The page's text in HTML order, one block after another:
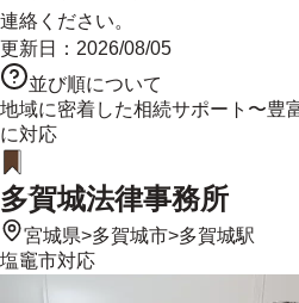
連絡ください。
更新日： 2026/08/05
並び順について
地域に密着した相続サポート〜豊
に対応
多賀城法律事務所
宮城県>多賀城市>多賀城駅
塩竈市対応